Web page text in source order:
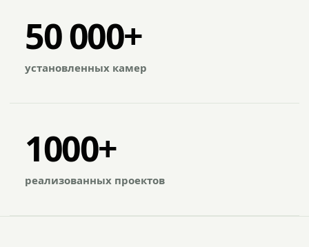
50 000+
установленных камер
1000+
реализованных проектов